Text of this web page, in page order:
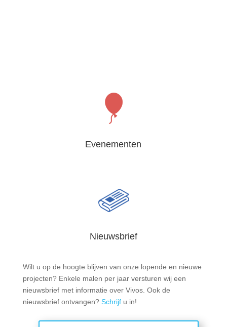
Evenementen
Nieuwsbrief
Wilt u op de hoogte blijven van onze lopende en nieuwe
projecten? Enkele malen per jaar versturen wij een
nieuwsbrief met informatie over Vivos. Ook de
nieuwsbrief ontvangen? Schrijfu in!